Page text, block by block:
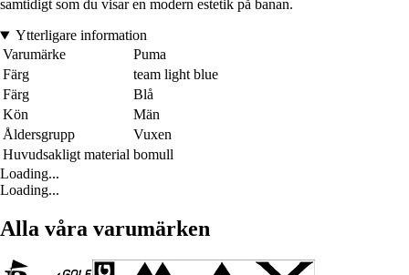
samtidigt som du visar en modern estetik på banan.
Ytterligare information
Varumärke
Puma
Färg
team light blue
Färg
Blå
Kön
Män
Åldersgrupp
Vuxen
Huvudsakligt material bomull
Loading...
Loading...
Alla våra varumärken